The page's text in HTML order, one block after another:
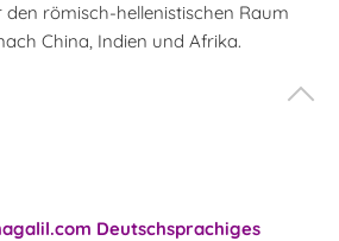
den römisch-hellenistischen Raum
China, Indien und Afrika.
Deutschsprachiges